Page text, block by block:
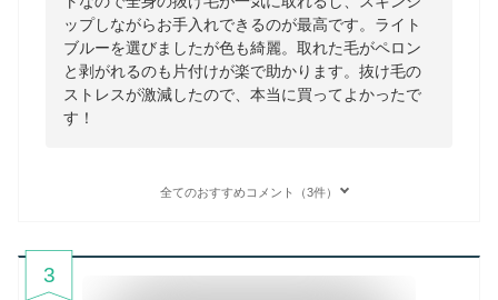
ップしながらお手入れできるのが最高です。ライト
ブルーを選びましたが色も綺麗。取れた毛がペロン
と剥がれるのも片付けが楽で助かります。抜け毛の
ストレスが激減したので、本当に買ってよかったで
す！
全てのおすすめコメント（3件）
3